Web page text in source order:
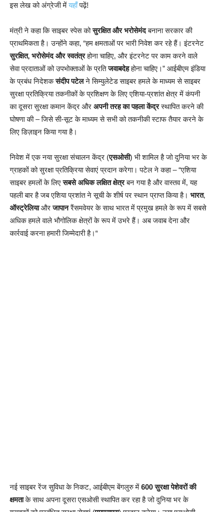
इस लेख को अंग्रेजी मेंयहाँपढ़ें!
मंत्री ने कहा कि साइबर स्पेस कोसुरक्षित और भरोसेमंदबनाना सरकार की
प्राथमिकता है। उन्होंने कहा, “हम क्षमताओं पर भारी निवेश कर रहे हैं। इंटरनेट
सुरक्षित, भरोसेमंद और स्वतंत्रहोना चाहिए, और इंटरनेट पर काम करने वाले
सेवा प्रदाताओं को उपभोक्ताओं के प्रतिजवाबदेहहोना चाहिए।” आईबीएम इंडिया
के प्रबंध निदेशकसंदीप पटेलने सिम्युलेटेड साइबर हमले के माध्यम से साइबर
सुरक्षा प्रतिक्रिया तकनीकों के प्रशिक्षण के लिए एशिया-प्रशांत क्षेत्र में कंपनी
का दूसरा सुरक्षा कमान केंद्र और अपनी तरह का पहला केंद्रस्थापित करने की
घोषणा की – जिसे सी-सूट के माध्यम से सभी को तकनीकी स्टाफ तैयार करने के
लिए डिज़ाइन किया गया है।
निवेश में एक नया सुरक्षा संचालन केंद्र (एसओसी) भी शामिल है जो दुनिया भर के
ग्राहकों को सुरक्षा प्रतिक्रिया सेवाएं प्रदान करेगा। पटेल ने कहा – “एशिया
साइबर हमलों के लिएसबसे अधिक लक्षित क्षेत्रबन गया है और वास्तव में, यह
पहली बार है जब एशिया प्रशांत ने सूची के शीर्ष पर स्थान प्राप्त किया है। भारत,
ऑस्ट्रेलियाऔरजापानरैंसमवेयर के साथ भारत में प्रमुख हमले के रूप में सबसे
अधिक हमले वाले भौगोलिक क्षेत्रों के रूप में उभरे हैं। अब जवाब देना और
कार्रवाई करना हमारी जिम्मेदारी है।“
नई साइबर रेंज सुविधा के निकट, आईबीएम बेंगलुरु में 600 सुरक्षा पेशेवरों की
क्षमताके साथ अपना दूसरा एसओसी स्थापित कर रहा है जो दुनिया भर के